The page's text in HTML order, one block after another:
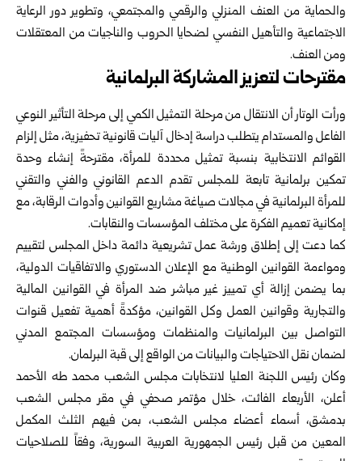
والحماية من العنف المنزلي والرقمي والمجتمعي، وتطوير دور الرعاية
الاجتماعية والتأهيل النفسي لضحايا الحروب والناجيات من المعتقلات
ومن العنف.
مقترحات لتعزيز المشاركة البرلمانية
ورأت الوتار أن الانتقال من مرحلة التمثيل الكمي إلى مرحلة التأثير النوعي
الفاعل والمستدام يتطلب دراسة إدخال آليات قانونية تحفيزية، مثل إلزام
القوائم الانتخابية بنسبة تمثيل محددة للمرأة، مقترحةً إنشاء وحدة
تمكين برلمانية تابعة للمجلس تقدم الدعم القانوني والفني والتقني
للمرأة البرلمانية في مجالات صياغة مشاريع القوانين وأدوات الرقابة، مع
إمكانية تعميم الفكرة على مختلف المؤسسات والنقابات.
كما دعت إلى إطلاق ورشة عمل تشريعية دائمة داخل المجلس لتقييم
ومواءمة القوانين الوطنية مع الإعلان الدستوري والاتفاقيات الدولية،
بما يضمن إزالة أي تمييز غير مباشر ضد المرأة في القوانين المالية
والتجارية وقوانين العمل وكل القوانين، مؤكدةً أهمية تفعيل قنوات
التواصل بين البرلمانيات والمنظمات ومؤسسات المجتمع المدني
لضمان نقل الاحتياجات والبيانات من الواقع إلى قبة البرلمان.
وكان رئيس اللجنة العليا لانتخابات مجلس الشعب محمد طه الأحمد
أعلن، الأربعاء الفائت، خلال مؤتمر صحفي في مقر مجلس الشعب
بدمشق، أسماء أعضاء مجلس الشعب، بمن فيهم الثلث المكمل
المعين من قبل رئيس الجمهورية العربية السورية، وفقاً للصلاحيات